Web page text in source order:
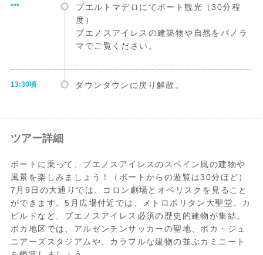
***
プエルトマデロにてボート観光（30分程
度）
ブエノスアイレスの建築物や自然をパノラ
マでご覧ください。
13:30頃 ダウンタウンに戻り解散。
ツアー詳細
ボートに乗って、ブエノスアイレスのスペイン風の建物や
風景を楽しみましょう！（ボートからの遊覧は30分ほど）
7月9日の大通りでは、コロン劇場とオベリスクを見ること
ができます。5月広場付近では、メトロポリタン大聖堂、カ
ビルドなど、ブエノスアイレス必須の歴史的建物が集結。
ボカ地区では、アルゼンチンサッカーの聖地、ボカ・ジュ
ニアーズスタジアムや、カラフルな建物の並ぶカミニート